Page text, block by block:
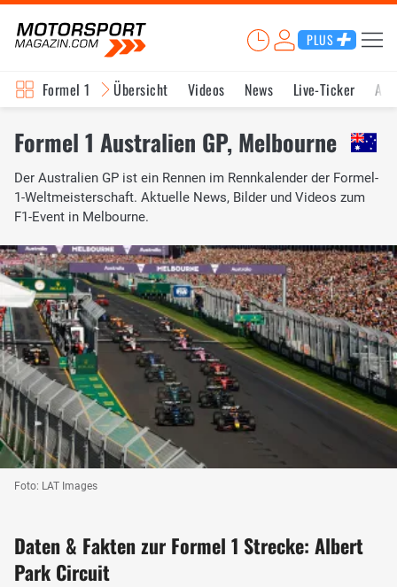
PLUS
Formel 1 Übersicht Videos News Live-Ticker
Formel 1 Australien GP, Melbourne
Der Australien GP ist ein Rennen im Rennkalender der Formel-
1-Weltmeisterschaft. Aktuelle News, Bilder und Videos zum
F1-Event in Melbourne.
Foto: LAT Images
Daten & Fakten zur Formel 1 Strecke: Albert
Park Circuit